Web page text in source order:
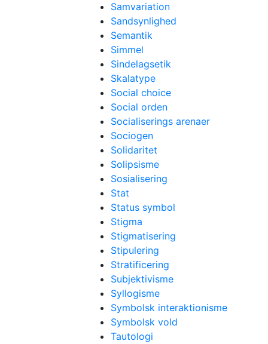
Samvariation
Sandsynlighed
Semantik
Simmel
Sindelagsetik
Skalatype
Social choice
Social orden
Socialiserings arenaer
Sociogen
Solidaritet
Solipsisme
Sosialisering
Stat
Status symbol
Stigma
Stigmatisering
Stipulering
Stratificering
Subjektivisme
Syllogisme
Symbolsk interaktionisme
Symbolsk vold
Tautologi